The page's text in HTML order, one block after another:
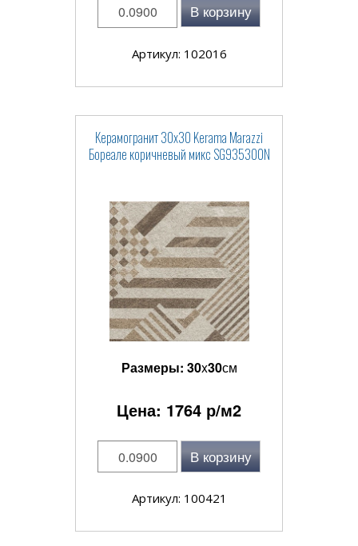
В корзину
Артикул: 102016
Керамогранит 30x30 Kerama Marazzi
Бореале коричневый микс SG935300N
Размеры: 30x30см
Цена: 1764 р/м2
В корзину
Артикул: 100421